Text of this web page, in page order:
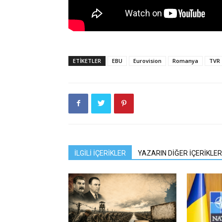
ETIKETLER EBU Eurovision Romanya TVR
İLGİLİ İÇERİKLER YAZARIN DİĞER